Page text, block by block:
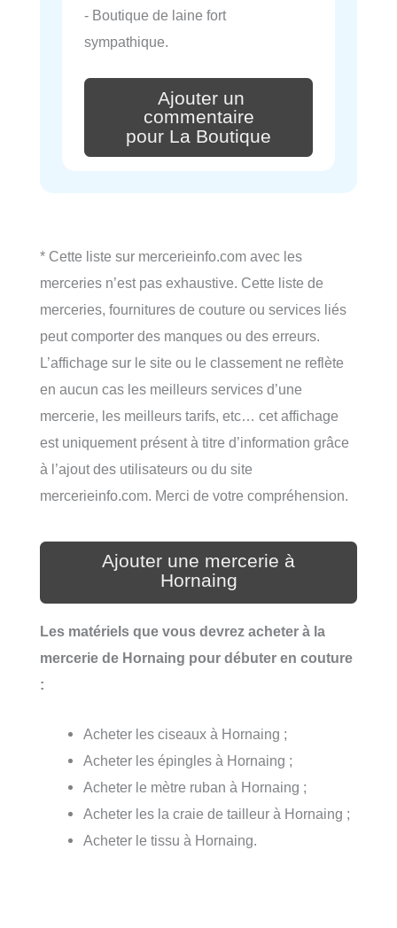
- Boutique de laine fort
sympathique.
Ajouter un
commentaire
pour La Boutique
* Cette liste sur mercerieinfo.com avec les
merceries n’est pas exhaustive. Cette liste de
merceries, fournitures de couture ou services liés
peut comporter des manques ou des erreurs.
L’affichage sur le site ou le classement ne reflète
en aucun cas les meilleurs services d’une
mercerie, les meilleurs tarifs, etc… cet affichage
est uniquement présent à titre d’information grâce
à l’ajout des utilisateurs ou du site
mercerieinfo.com. Merci de votre compréhension.
Ajouter une mercerie à
Hornaing
Les matériels que vous devrez acheter à la
mercerie de Hornaing pour débuter en couture
:
Acheter les ciseaux à Hornaing ;
Acheter les épingles à Hornaing ;
Acheter le mètre ruban à Hornaing ;
Acheter les la craie de tailleur à Hornaing ;
Acheter le tissu à Hornaing.